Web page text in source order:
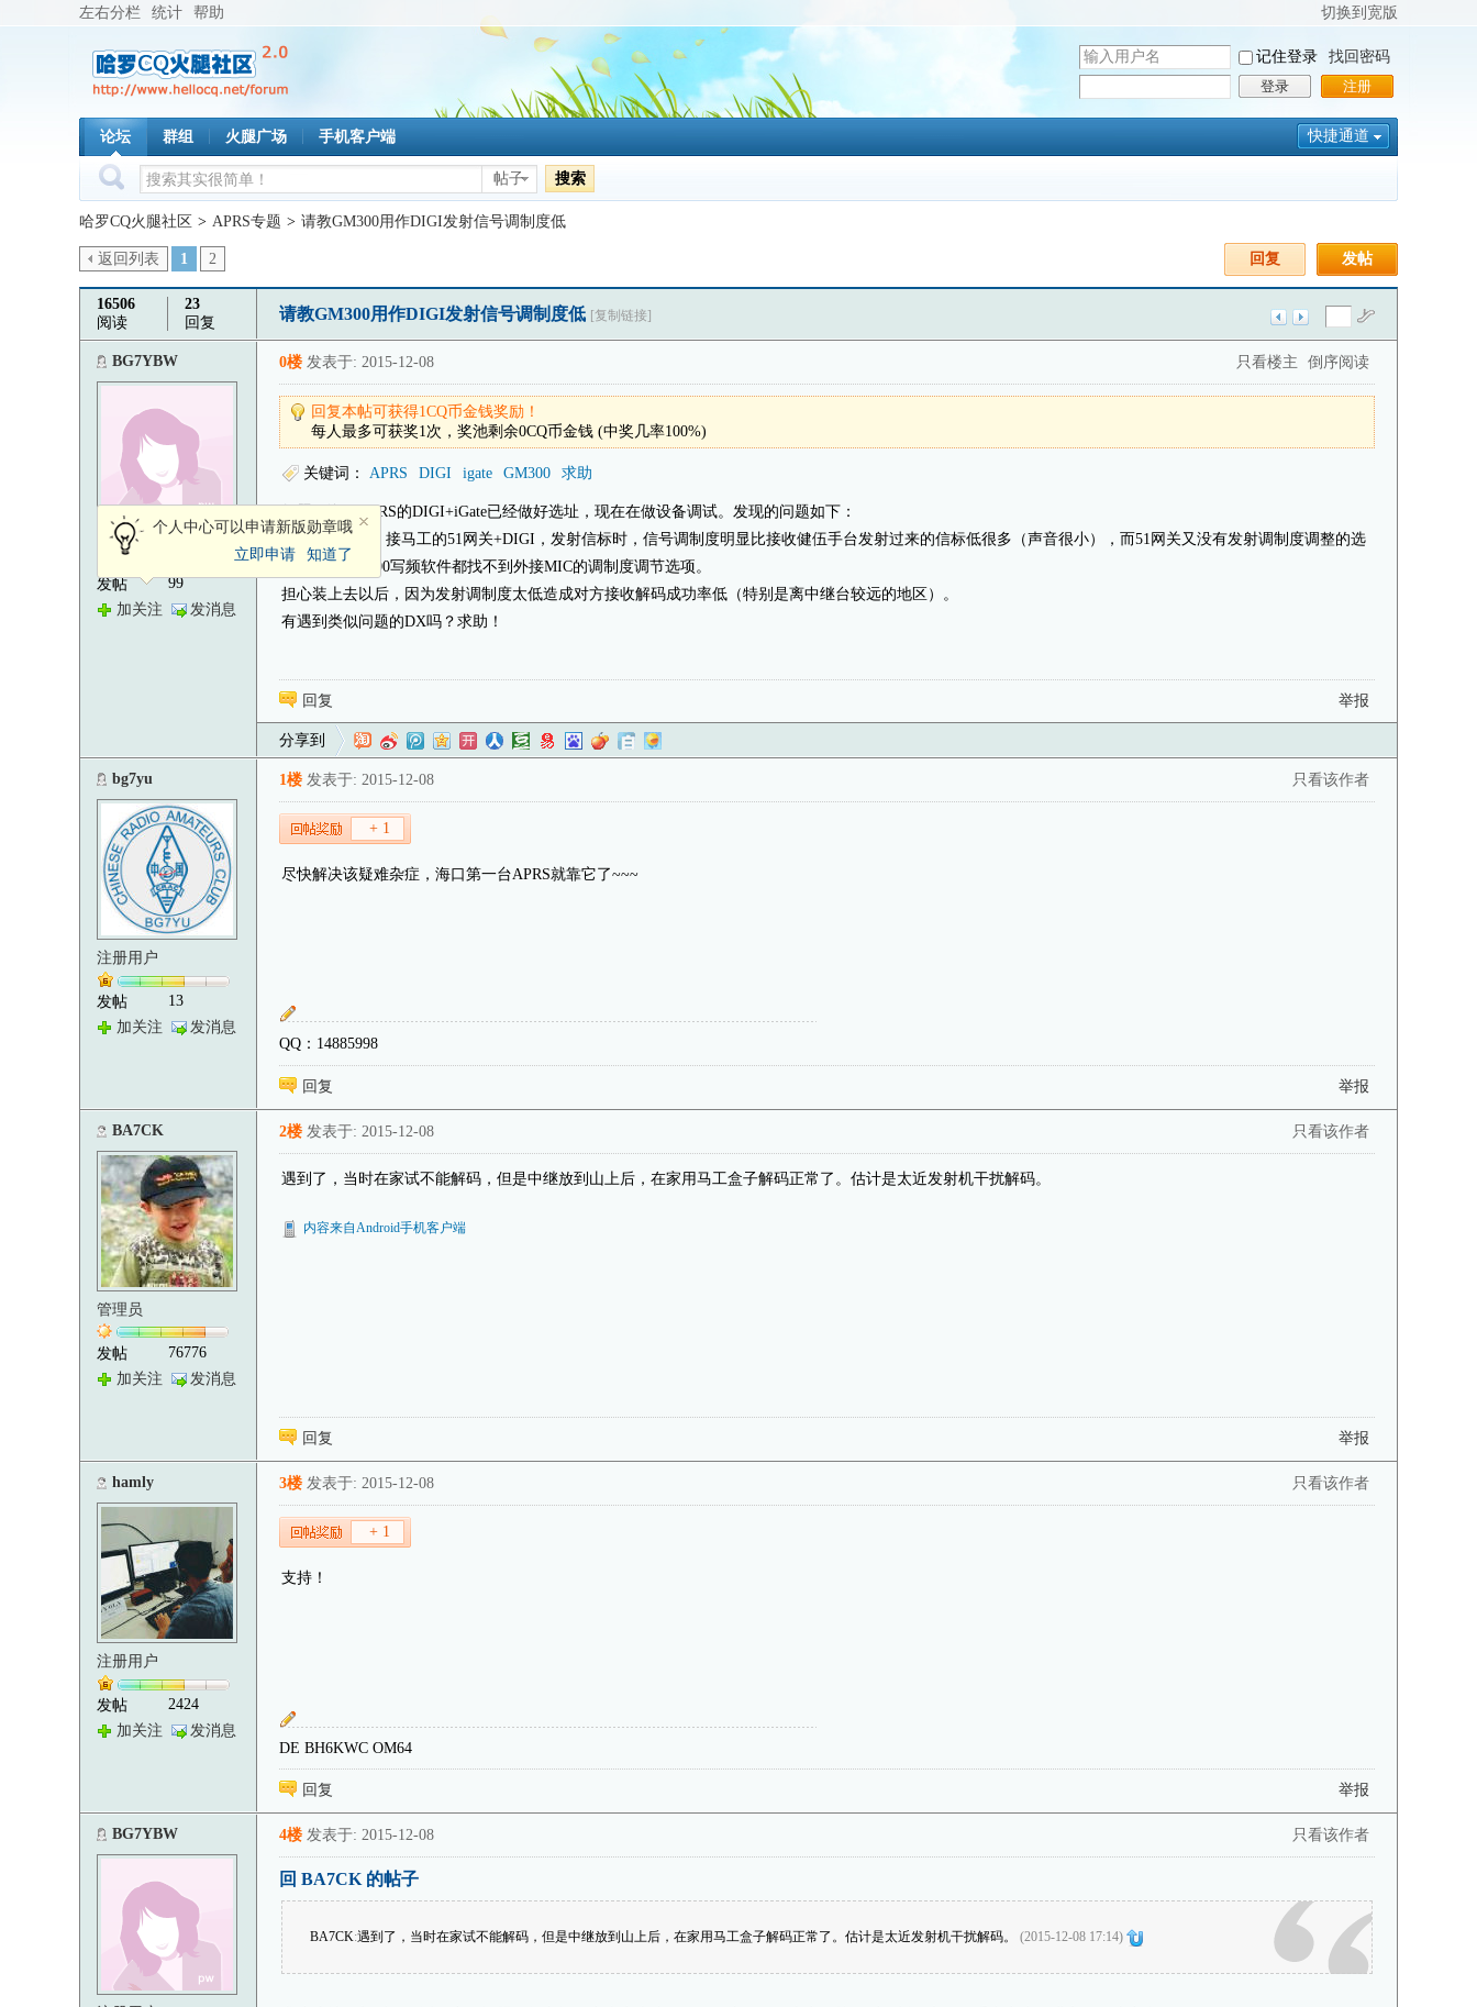
切换到宽版
左右分栏 统计 帮助
用
户
名
码
记住登录
登录
找回密码
注册
快捷通道
论坛 群组 火腿广场 手机客户端
帖子 搜索
哈罗CQ火腿社区 > APRS专题 > 请教GM300用作DIGI发射信号调制度低
发帖
回复
返回列表 1 2
16506
阅读
23
回复
请教GM300用作DIGI发射信号调制度低 [复制链接]
BG7YBW
注册用户
个人中心可以申请新版勋章哦
立即申请
知道了
发帖
99
加关注
发消息
只看楼主 倒序阅读
0楼 发表于: 2015-12-08
回复本帖可获得1CQ币金钱奖励！
每人最多可获奖1次，奖池剩余0CQ币金钱 (中奖几率100%)
关键词： APRS DIGI igate GM300 求助
如题，海口APRS的DIGI+iGate已经做好选址，现在在做设备调试。发现的问题如下：
GM300（V段）接马工的51网关+DIGI，发射信标时，信号调制度明显比接收健伍手台发射过来的信标低很多（声音很小），而51网关又没有发射调制度调整的选
项，寻遍GM300写频软件都找不到外接MIC的调制度调节选项。
担心装上去以后，因为发射调制度太低造成对方接收解码成功率低（特别是离中继台较远的地区）。
有遇到类似问题的DX吗？求助！
回复 举报
分享到
bg7yu
注册用户
发帖
13
加关注
发消息
只看该作者
1楼 发表于: 2015-12-08
+ 1
尽快解决该疑难杂症，海口第一台APRS就靠它了~~~
QQ：14885998
回复 举报
BA7CK
管理员
发帖
76776
加关注
发消息
只看该作者
2楼 发表于: 2015-12-08
遇到了，当时在家试不能解码，但是中继放到山上后，在家用马工盒子解码正常了。估计是太近发射机干扰解码。
内容来自Android手机客户端
回复 举报
hamly
注册用户
发帖
2424
加关注
发消息
只看该作者
3楼 发表于: 2015-12-08
+ 1
支持！
DE BH6KWC OM64
回复 举报
BG7YBW 只看该作者
4楼 发表于: 2015-12-08
回 BA7CK 的帖子
BA7CK:遇到了，当时在家试不能解码，但是中继放到山上后，在家用马工盒子解码正常了。估计是太近发射机干扰解码。 (2015-12-08 17:14)